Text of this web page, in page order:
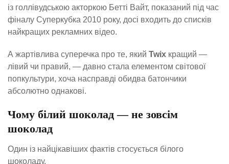
із голлівудською акторкою Бетті Вайт, показаний під час
фіналу Суперкубка 2010 року, досі входить до списків
найкращих рекламних відео.
А жартівлива суперечка про те, який Twix кращий —
лівий чи правий, — давно стала елементом світової
попкультури, хоча насправді обидва батончики
абсолютно однакові.
Чому білий шоколад — не зовсім
шоколад
Один із найцікавіших фактів стосується білого
шоколаду.